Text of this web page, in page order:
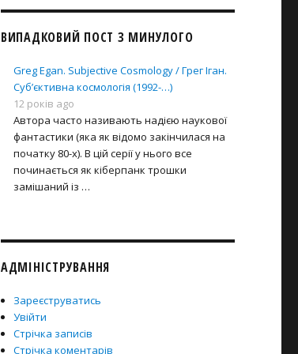
ВИПАДКОВИЙ ПОСТ З МИНУЛОГО
Greg Egan. Subjective Cosmology / Грег Іган.
Суб’єктивна космологія (1992-…)
12 років ago
Автора часто називають надією наукової
фантастики (яка як відомо закінчилася на
початку 80-х). В цій серії у нього все
починається як кіберпанк трошки
замішаний із …
АДМІНІСТРУВАННЯ
Зареєструватись
Увійти
Стрічка записів
Стрічка коментарів